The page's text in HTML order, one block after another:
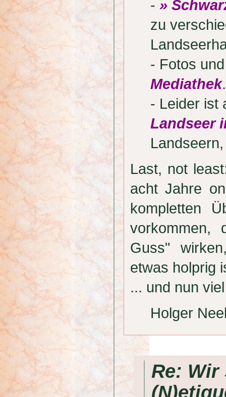
- »
zu
- Fotos
Mediathek.
- Leider ist
Landseer
Last, not
acht Jahre
kompletten
vorkommen,
Guss"
etwas holprig
... und nun
Holger
Re: Wir